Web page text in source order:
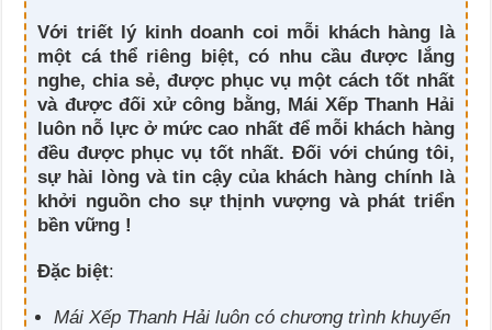
Với triết lý kinh doanh coi mỗi khách hàng là
một cá thể riêng biệt, có nhu cầu được lắng
nghe, chia sẻ, được phục vụ một cách tốt nhất
và được đối xử công bằng, Mái Xếp Thanh Hải
luôn nỗ lực ở mức cao nhất để mỗi khách hàng
đều được phục vụ tốt nhất. Đối với chúng tôi,
sự hài lòng và tin cậy của khách hàng chính là
khởi nguồn cho sự thịnh vượng và phát triển
bền vững !
Đặc biệt:
Mái Xếp Thanh Hải luôn có chương trình khuyến